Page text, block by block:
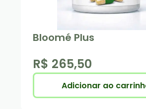
Bloomé Plus
R$ 265,50
Adicionar ao